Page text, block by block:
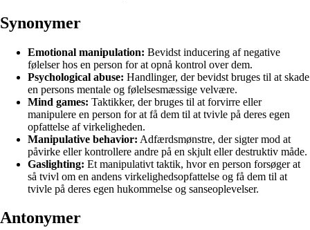
Synonymer
Emotional manipulation: Bevidst inducering af negative
følelser hos en person for at opnå kontrol over dem.
Psychological abuse: Handlinger, der bevidst bruges til at skade
en persons mentale og følelsesmæssige velvære.
Mind games: Taktikker, der bruges til at forvirre eller
manipulere en person for at få dem til at tvivle på deres egen
opfattelse af virkeligheden.
Manipulative behavior: Adfærdsmønstre, der sigter mod at
påvirke eller kontrollere andre på en skjult eller destruktiv måde.
Gaslighting: Et manipulativt taktik, hvor en person forsøger at
så tvivl om en andens virkelighedsopfattelse og få dem til at
tvivle på deres egen hukommelse og sanseoplevelser.
Antonymer